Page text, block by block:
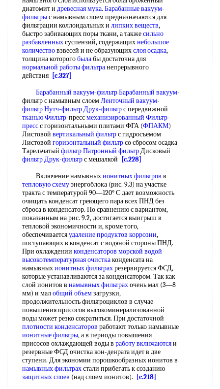
диатомит и древесная мука. Барабанные вакуум-
фильтрыс намывным слоем предназначаются для
фильтрации коллоидальных и липких веществ,
быстро забивающих поры ткани, а такжесильно
разбавленныхсуспензий, содержащихнебольшое
количествовзвесей и не образующихслоя осадка,
толщина которогобылабы достаточна для
нормальной работы фильтранепрерывного
действия [c.327]
Барабанный вакуум-фильтр Барабанный вакуум-
фильтр с намывным слоемЛенточный вакуум-
фильтр Нутч-фильтр Друк-фильтрс передвижной
тканью Фильтр-прессмеханизированный Фильтр-
прессс горизонтальными плитами ФГА (ФПАКМ)
Листовой вертикальный фильтрс гидросъемом
Листовой горизонтальный фильтрсо сбросом осадка
Тарельчатый фильтр Патронный фильтрДисковый
фильтр Друк-фильтрс мешалкой
[c.228]
Включение намывныхионитных фильтров в
тепловую схемуэнергоблока (рис. 9.3) на участке
тракта с температурой 90—120° С дает возможность
очищать конденсат греющего пара всех ПНД без
сброса в конденсатор. По сравнению с вариантом,
показанным на рис. 9.2, достигается выигрыш в
тепловой экономичности и, кроме того,
обеспечиваетсяудаление продуктов коррозии,
поступающих в конденсат с водяной стороны ПНД.
При охлаждении конденсаторов морской водой
высокотемпературная очисткаконденсата на
намывныхионитных фильтрахрезервируется ФСД,
которые устанавливаются за конденсатором. Так как
слой ионитов в намывных фильтрахочень мал (3—8
мм) и малобщий объемзагрузки,
продолжительность фильтроциклов в случае
повышения присосов высокоминерализованной
воды может резко сократиться. При достаточной
плотности конденсаторов работают только намывные
ионитные фильтры, а в периоды повышения
присосов охлаждающей воды в работу включаютсяи
резервные ФСД очистка кон-денрата идет в две
ступени. Для экономии порошкообразных ионитов в
намывных фильтрахстали прибегать к созданию
защитных слоев (над слоем ионитов).
[c.218]